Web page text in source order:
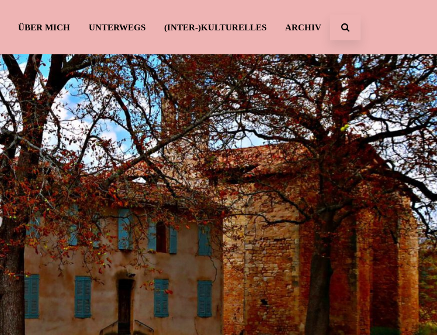
ÜBER MICH UNTERWEGS (INTER-)KULTURELLES ARCHIV